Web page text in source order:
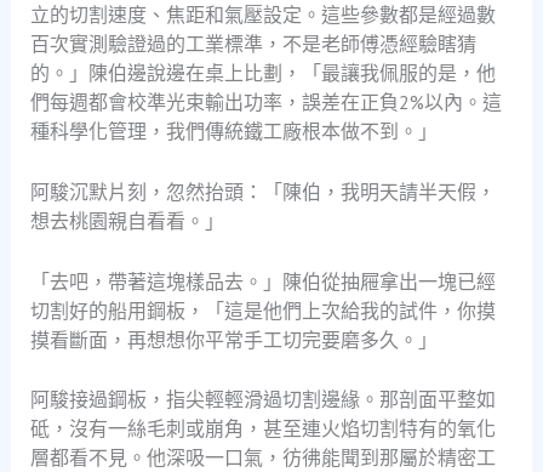
立的切割速度、焦距和氣壓設定。這些參數都是經過數
百次實測驗證過的工業標準，不是老師傅憑經驗瞎猜
的。」陳伯邊說邊在桌上比劃，「最讓我佩服的是，他
們每週都會校準光束輸出功率，誤差在正負2%以內。這
種科學化管理，我們傳統鐵工廠根本做不到。」
阿駿沉默片刻，忽然抬頭：「陳伯，我明天請半天假，
想去桃園親自看看。」
「去吧，帶著這塊樣品去。」陳伯從抽屜拿出一塊已經
切割好的船用鋼板，「這是他們上次給我的試件，你摸
摸看斷面，再想想你平常手工切完要磨多久。」
阿駿接過鋼板，指尖輕輕滑過切割邊緣。那剖面平整如
砥，沒有一絲毛刺或崩角，甚至連火焰切割特有的氧化
層都看不見。他深吸一口氣，彷彿能聞到那屬於精密工